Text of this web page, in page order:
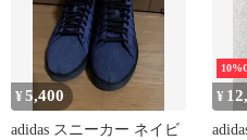
¥5,400
adidas スニーカー ネイビ
¥